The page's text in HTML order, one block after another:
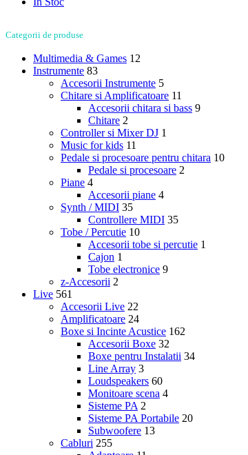
Categorii de produse
Multimedia & Games 12
Instrumente 83
Accesorii Instrumente 5
Chitare si Amplificatoare 11
Accesorii chitara si bass 9
Chitare 2
Controller si Mixer DJ 1
Music for kids 11
Pedale si procesoare pentru chitara 10
Pedale si procesoare 2
Piane 4
Accesorii piane 4
Synth / MIDI 35
Controllere MIDI 35
Tobe / Percutie 10
Accesorii tobe si percutie 1
Cajon 1
Tobe electronice 9
z-Accesorii 2
Live 561
Accesorii Live 22
Amplificatoare 24
Boxe si Incinte Acustice 162
Accesorii Boxe 32
Boxe pentru Instalatii 34
Line Array 3
Loudspeakers 60
Monitoare scena 4
Sisteme PA 2
Sisteme PA Portabile 20
Subwoofere 13
Cabluri 255